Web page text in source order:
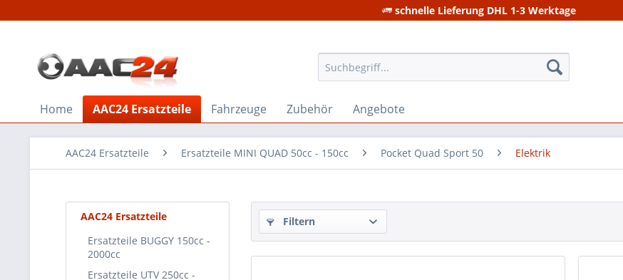
schnelle Lieferung DHL 1-3 Werktage
Home AAC24 Ersatzteile Fahrzeuge Zubehör Angebote
AAC24 Ersatzteile Ersatzteile MINI QUAD 50cc - 150cc Pocket Quad Sport 50 Elektrik
AAC24 Ersatzteile
Ersatzteile BUGGY 150cc -
2000cc
Ersatzteile UTV 250cc -
Filtern